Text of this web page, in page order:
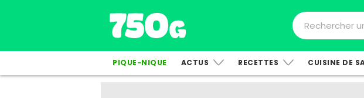
PIQUE-NIQUE ACTUS RECETTES CUISINE DE